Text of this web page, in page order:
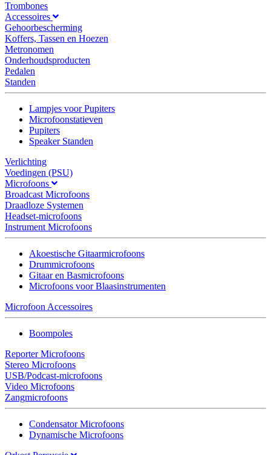
Trombones
Accessoires
Gehoorbescherming
Koffers, Tassen en Hoezen
Metronomen
Onderhoudsproducten
Pedalen
Standen
Lampjes voor Pupiters
Microfoonstatieven
Pupiters
Speaker Standen
Verlichting
Voedingen (PSU)
Microfoons
Broadcast Microfoons
Draadloze Systemen
Headset-microfoons
Instrument Microfoons
Akoestische Gitaarmicrofoons
Drummicrofoons
Gitaar en Basmicrofoons
Microfoons voor Blaasinstrumenten
Microfoon Accessoires
Boompoles
Reporter Microfoons
Stereo Microfoons
USB/Podcast-microfoons
Video Microfoons
Zangmicrofoons
Condensator Microfoons
Dynamische Microfoons